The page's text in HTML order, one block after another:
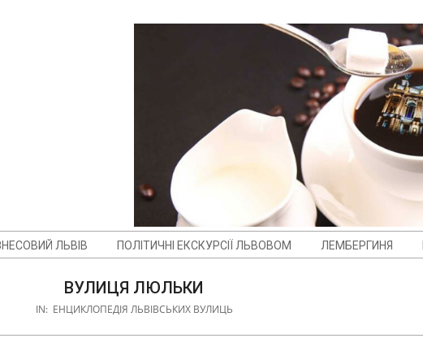
ЛЬВІВ ПОЛІТИЧНІ ЕКСКУРСІЇ ЛЬВОВОМ ЛЕМБЕРГИНЯ
ВУЛИЦЯ ЛЮЛЬКИ
IN: ЕНЦИКЛОПЕДІЯ ЛЬВІВСЬКИХ ВУЛИЦЬ